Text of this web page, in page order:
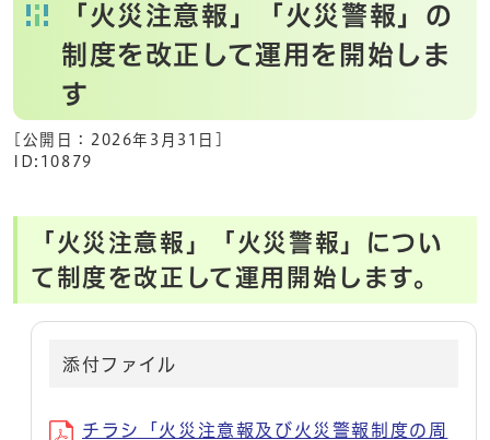
「火災注意報」「火災警報」の
制度を改正して運用を開始しま
す
[公開日： 2026年3月31日
ID:10879
「火災注意報」「火災警報」につい
て制度を改正して運用開始します。
添付ファイル
チラシ「火災注意報及び火災警報制度の周